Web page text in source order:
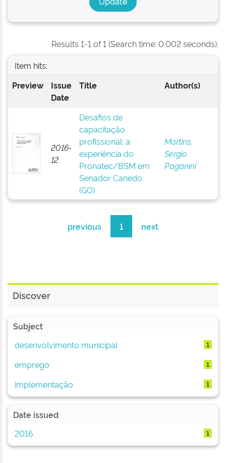
Results 1-1 of 1 (Search time: 0.002 seconds).
Item hits:
Preview
Issue
Date
Title Author(s)
2016-
12
Desafios de
capacitação
profissional: a
experiência do
Pronatec/BSM em
Senador Canedo
(GO)
Martins,
Sérgio
Paganini
previous 1 next
Discover
Subject
desenvolvimento municipal
1
emprego 1
implementação 1
Date issued
2016
1